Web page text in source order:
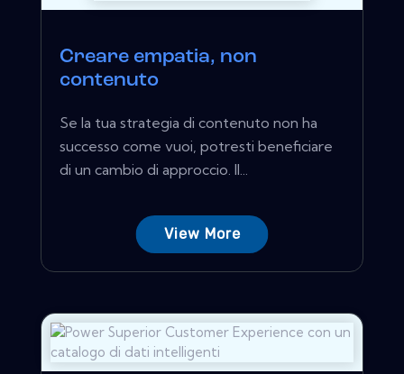
Creare empatia, non
contenuto
Se la tua strategia di contenuto non ha
successo come vuoi, potresti beneficiare
di un cambio di approccio. Il...
View More